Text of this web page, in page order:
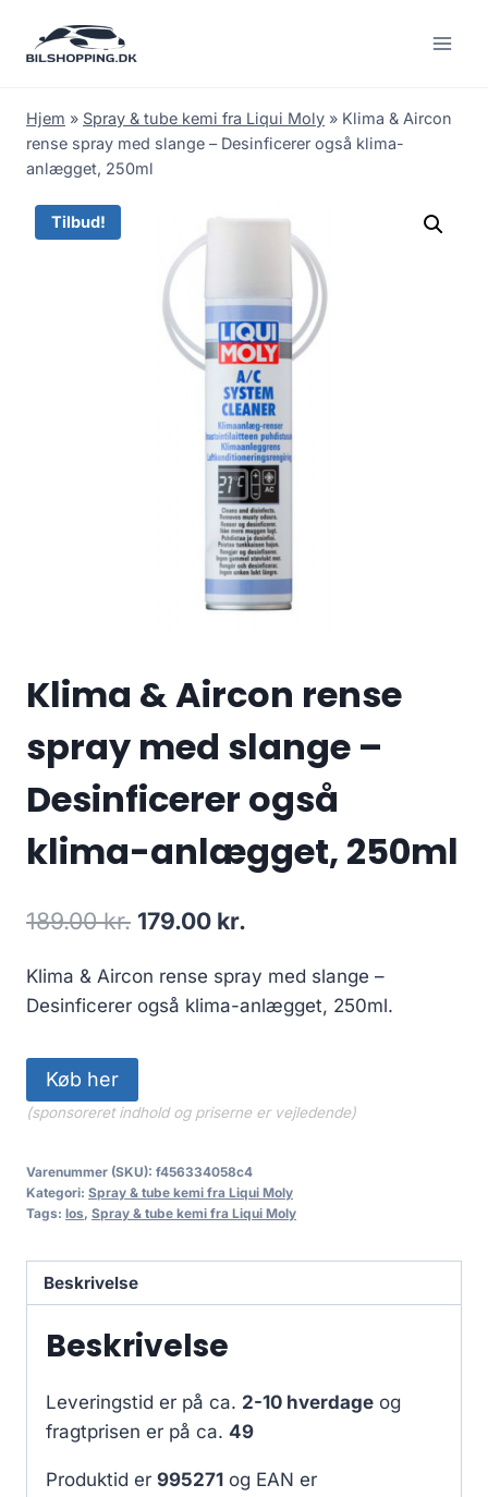
Hjem » Spray & tube kemi fra Liqui Moly » Klima & Aircon
rense spray med slange – Desinficerer også klima-
anlægget, 250ml
Tilbud!
Klima & Aircon rense
spray med slange –
Desinficerer også
klima-anlægget, 250ml
189.00kr. Den
pris
189.00 kr..
179.00 kr.
pris
Klima & Aircon rense spray med slange –
Desinficerer også klima-anlægget, 250ml.
Køb her
(sponsoreret indhold og priserne er vejledende)
Varenummer (SKU): f456334058c4
Kategori: Spray & tube kemi fra Liqui Moly
Tags: los, Spray & tube kemi fra Liqui Moly
Beskrivelse
Beskrivelse
Leveringstid er på ca. 2-10 hverdage og
fragtprisen er på ca. 49
Produktid er 995271 og EAN er